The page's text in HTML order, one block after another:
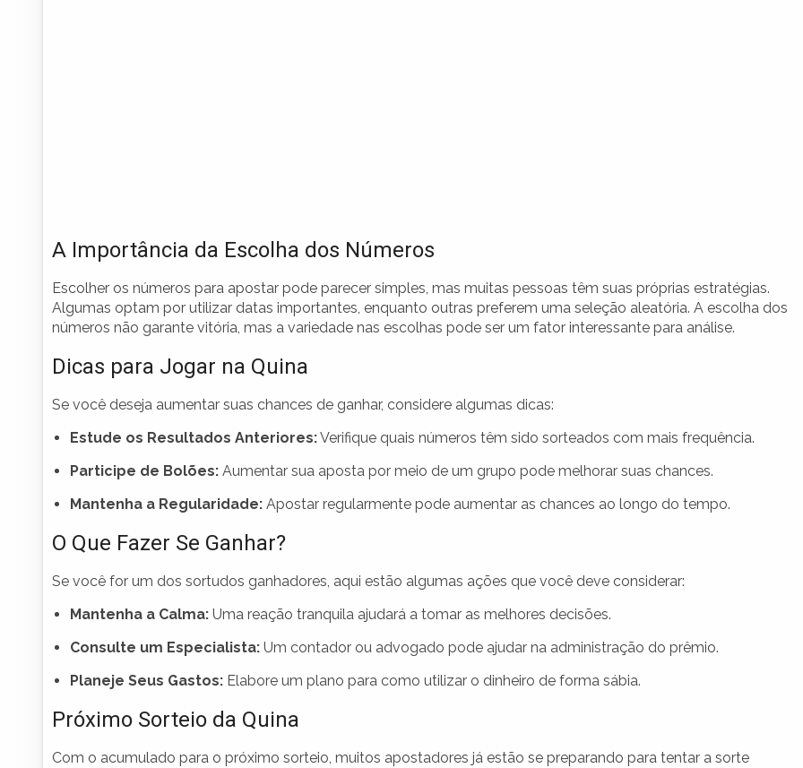
A Importância da Escolha dos Números
Escolher os números para apostar pode parecer simples, mas muitas pessoas têm suas próprias estratégias.
Algumas optam por utilizar datas importantes, enquanto outras preferem uma seleção aleatória. A escolha dos
números não garante vitória, mas a variedade nas escolhas pode ser um fator interessante para análise.
Dicas para Jogar na Quina
Se você deseja aumentar suas chances de ganhar, considere algumas dicas:
Estude os Resultados Anteriores:Verifique quais números têm sido sorteados com mais frequência.
Participe de Bolões: Aumentar sua aposta por meio de um grupo pode melhorar suas chances.
Mantenha a Regularidade: Apostar regularmente pode aumentar as chances ao longo do tempo.
O Que Fazer Se Ganhar?
Se você for um dos sortudos ganhadores, aqui estão algumas ações que você deve considerar:
Mantenha a Calma: Uma reação tranquila ajudará a tomar as melhores decisões.
Consulte um Especialista: Um contador ou advogado pode ajudar na administração do prêmio.
Planeje Seus Gastos: Elabore um plano para como utilizar o dinheiro de forma sábia.
Próximo Sorteio da Quina
Com o acumulado para o próximo sorteio, muitos apostadores já estão se preparando para tentar a sorte